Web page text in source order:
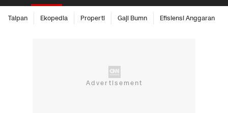
Taipan Ekopedia Properti Gaji Bumn Efisiensi Anggaran